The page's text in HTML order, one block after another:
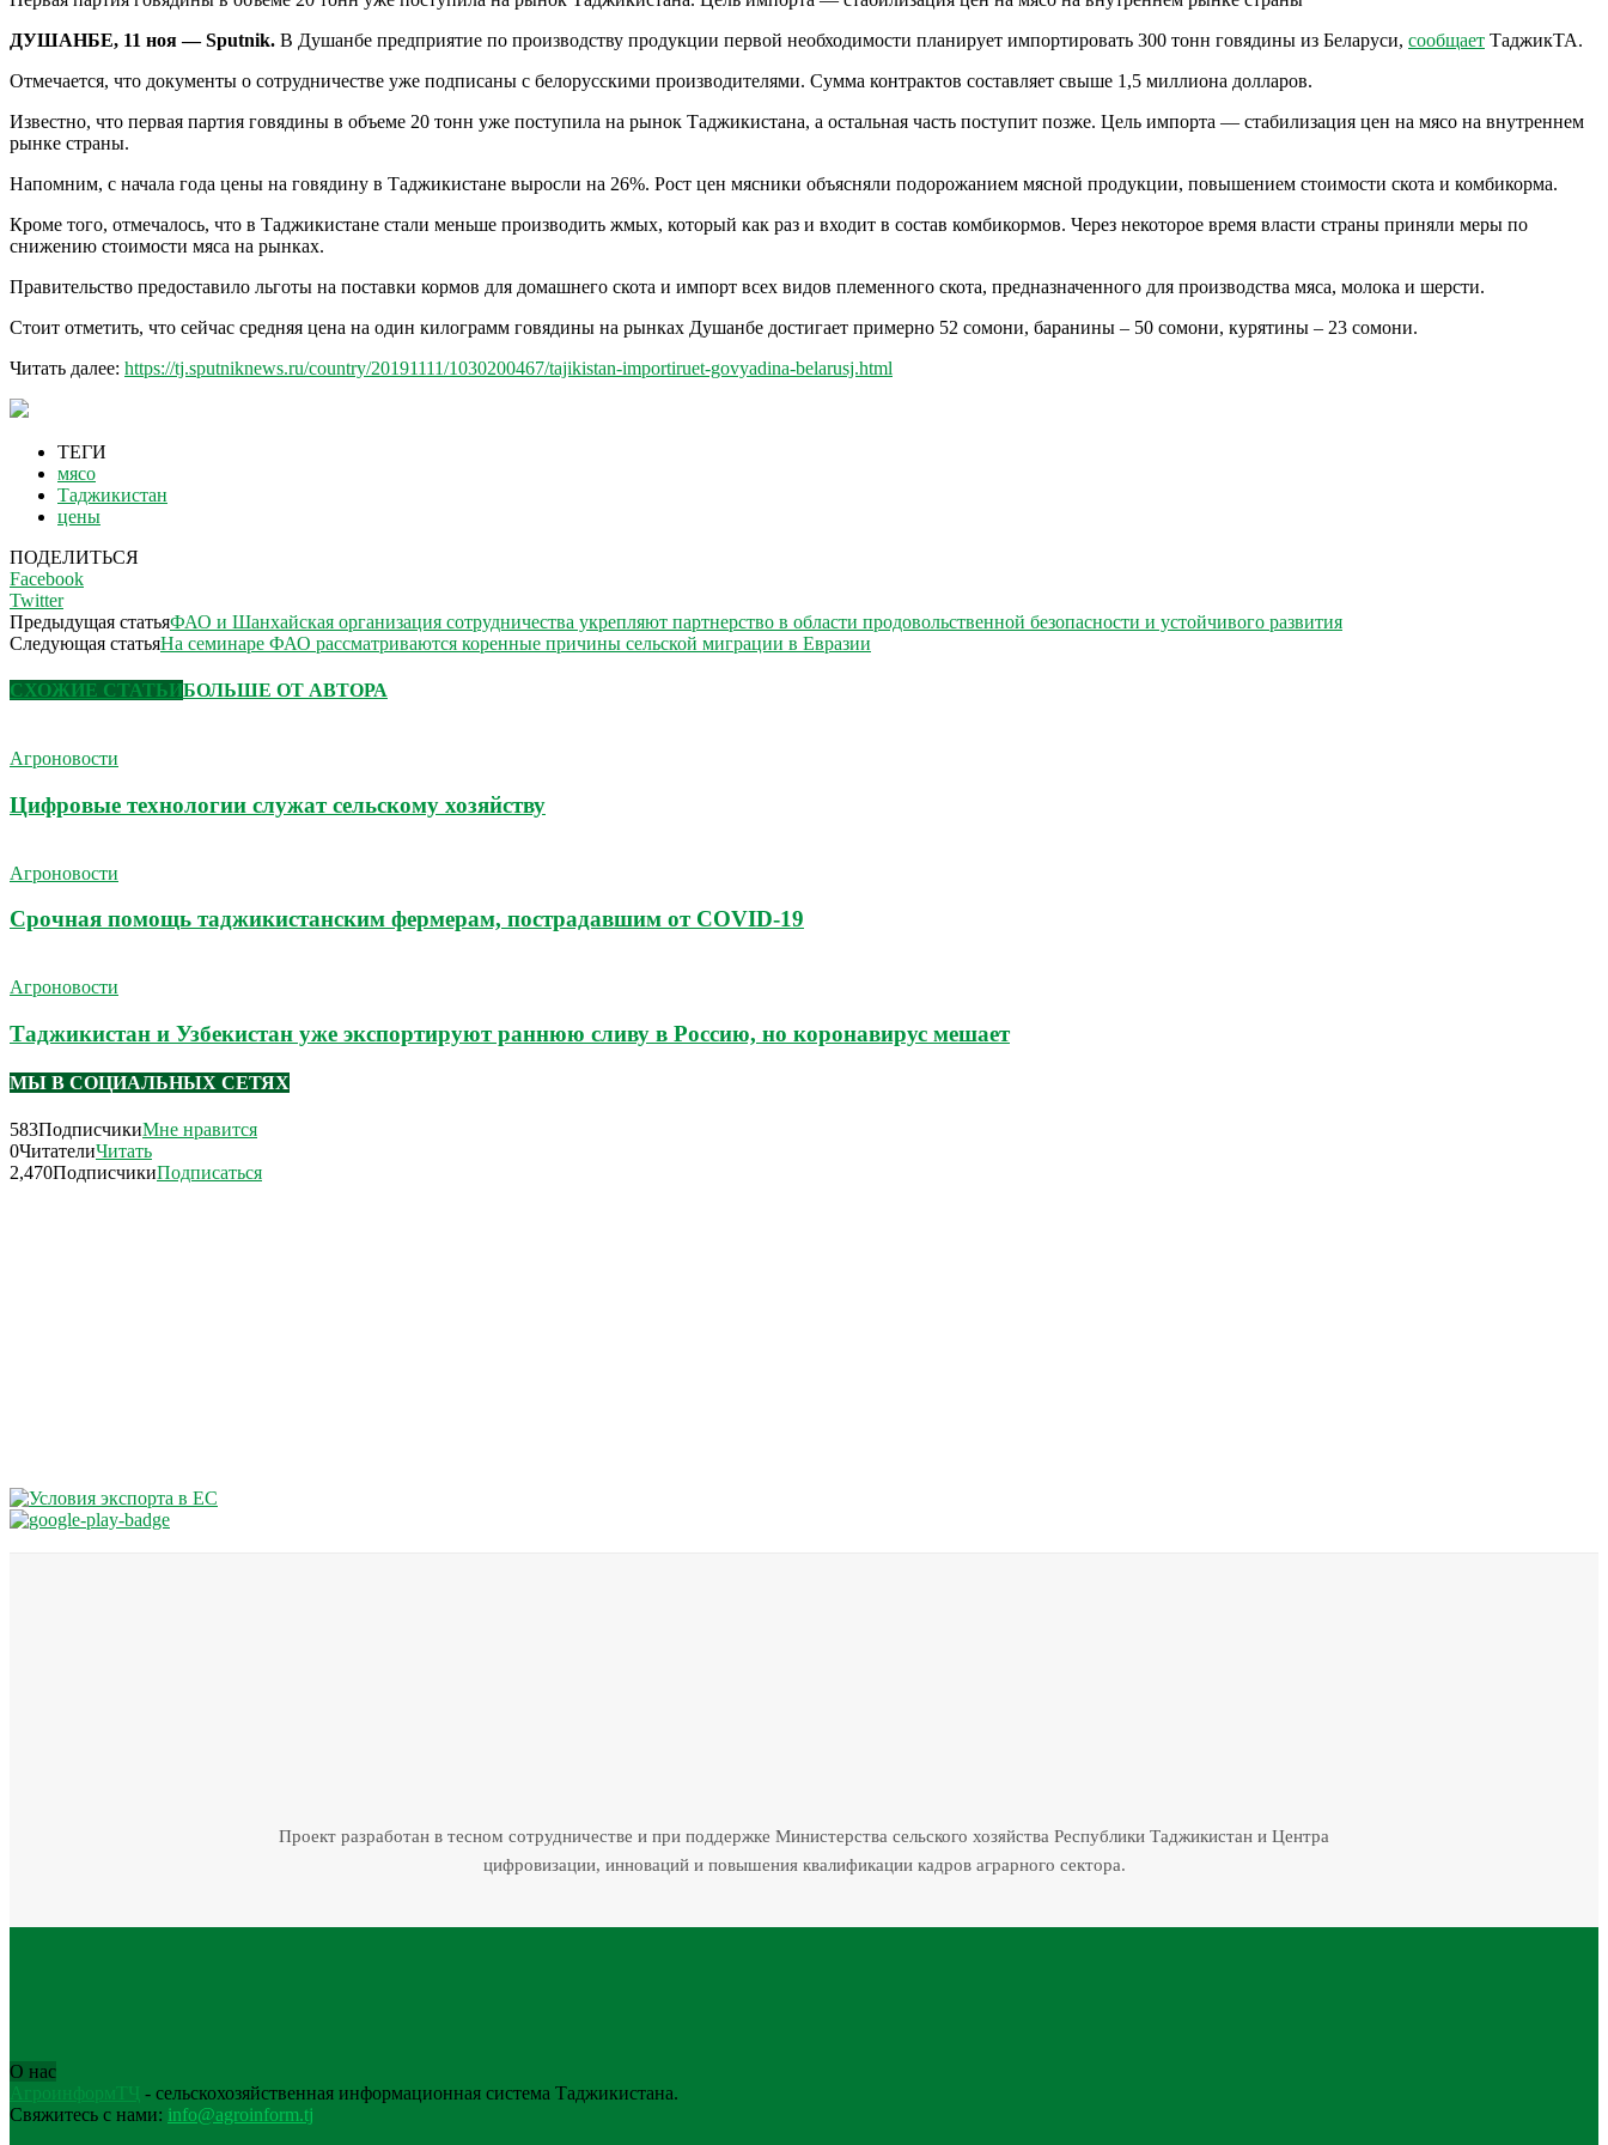
ДУШАНБЕ, 11 ноя — Sputnik. В Душанбе предприятие по производству продукции первой необходимости планирует импортировать 300 тонн говядины из Беларуси, сообщает ТаджикТА.
Отмечается, что документы о сотрудничестве уже подписаны с белорусскими производителями. Сумма контрактов составляет свыше 1,5 миллиона долларов.
Известно, что первая партия говядины в объеме 20 тонн уже поступила на рынок Таджикистана, а остальная часть поступит позже. Цель импорта — стабилизация цен на мясо на внутреннем
рынке страны.
Напомним, с начала года цены на говядину в Таджикистане выросли на 26%. Рост цен мясники объясняли подорожанием мясной продукции, повышением стоимости скота и комбикорма.
Кроме того, отмечалось, что в Таджикистане стали меньше производить жмых, который как раз и входит в состав комбикормов. Через некоторое время власти страны приняли меры по
снижению стоимости мяса на рынках.
Правительство предоставило льготы на поставки кормов для домашнего скота и импорт всех видов племенного скота, предназначенного для производства мяса, молока и шерсти.
Стоит отметить, что сейчас средняя цена на один килограмм говядины на рынках Душанбе достигает примерно 52 сомони, баранины – 50 сомони, курятины – 23 сомони.
Читать далее: https://tj.sputniknews.ru/country/20191111/1030200467/tajikistan-importiruet-govyadina-belarusj.html
ТЕГИ
мясо
Таджикистан
цены
ПОДЕЛИТЬСЯ
Facebook
Twitter
Предыдущая статьяФАО и Шанхайская организация сотрудничества укрепляют партнерство в области продовольственной безопасности и устойчивого развития
Следующая статьяНа семинаре ФАО рассматриваются коренные причины сельской миграции в Евразии
СХОЖИЕ СТАТЬИБОЛЬШЕ ОТ АВТОРА
Агроновости
Цифровые технологии служат сельскому хозяйству
Агроновости
Срочная помощь таджикистанским фермерам, пострадавшим от COVID-19
Агроновости
Таджикистан и Узбекистан уже экспортируют раннюю сливу в Россию, но коронавирус мешает
МЫ В СОЦИАЛЬНЫХ СЕТЯХ
583ПодписчикиМне нравится
0ЧитателиЧитать
2,470ПодписчикиПодписаться
Проект разработан в тесном сотрудничестве и при поддержке Министерства сельского хозяйства Республики Таджикистан и Центра
цифровизации, инноваций и повышения квалификации кадров аграрного сектора.
О нас
АгроинформТҶ - сельскохозяйственная информационная система Таджикистана.
Свяжитесь с нами: info@agroinform.tj